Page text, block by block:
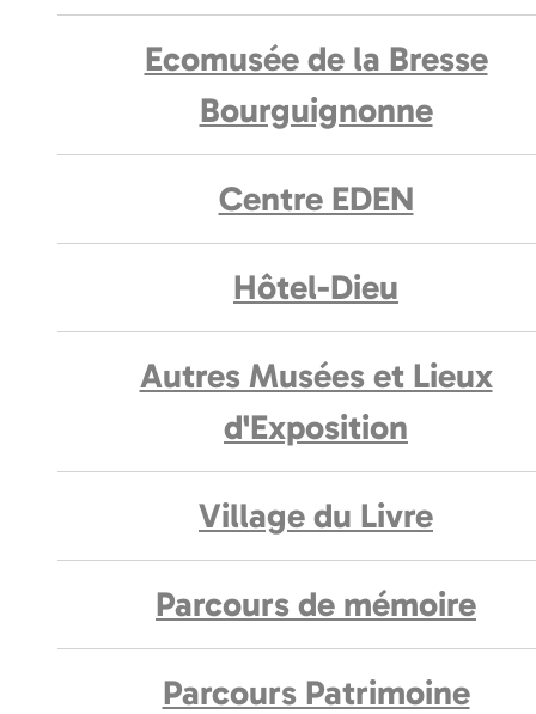
Ecomusée de la Bresse
Bourguignonne
Centre EDEN
Hôtel-Dieu
Autres Musées et Lieux
d'Exposition
Village du Livre
Parcours de mémoire
Parcours Patrimoine